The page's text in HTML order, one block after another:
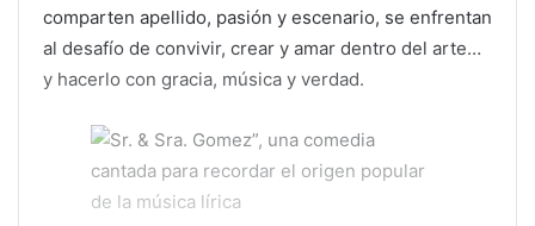
comparten apellido, pasión y escenario, se enfrentan
al desafío de convivir, crear y amar dentro del arte…
y hacerlo con gracia, música y verdad.